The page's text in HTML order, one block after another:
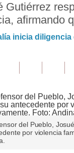
Gutiérrez
afirmando
inicia
del Pueblo,
por violencia